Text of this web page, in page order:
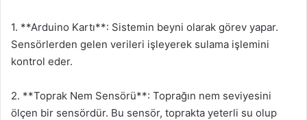
1. **Arduino Kartı**: Sistemin beyni olarak görev yapar.
Sensörlerden gelen verileri işleyerek sulama işlemini
kontrol eder.
2. **Toprak Nem Sensörü**: Toprağın nem seviyesini
ölçen bir sensördür. Bu sensör, toprakta yeterli su olup